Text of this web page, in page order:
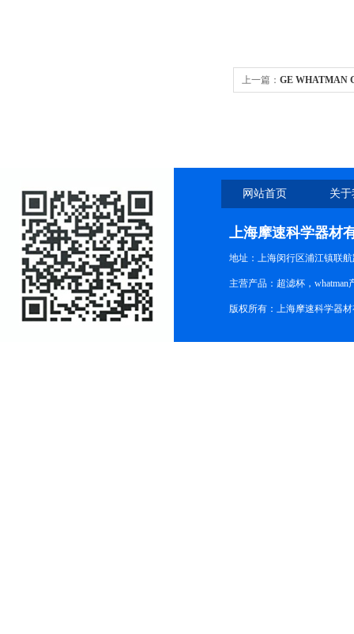
上一篇： GE WHATMAN
网站首页 关
上海摩速科学器材
地址：上海闵行区浦江镇联航
主营产品：超滤杯，
版权所有：上海摩速科学器